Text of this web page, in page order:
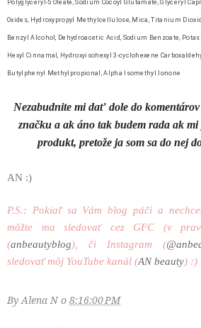
Polyglyceryl-5 Oleate, Sodium Cocoyl Glutamate, Glyceryl
Oxides, Hydroxypropyl Methylcellulose, Mica, Titanium
Benzyl Alcohol, Dehydroacetic Acid, Sodium Benzoate,
Hexyl Cinnamal, Hydroxyisohexyl 3-cyclohexene
Butylphenyl Methylpropional, Alpha Isomethyl Ionone
Nezabudnite mi dať dole do
značku a ak áno tak budem rada ak
produkt, pretože ja som sa do nej
AN :)
P.S.: Pokiaľ sa Vám blog páči a
môžte ma sledovať cez GFC (v
(anbeautyblog), či Instagram (
sledovať môj YouTube kanál (AN beauty) :)
ByAlena N o 8:16:00 PM